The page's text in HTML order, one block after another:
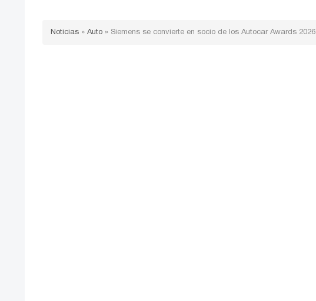
Noticias » Auto » Siemens se convierte en socio de los Autocar Awards 2026